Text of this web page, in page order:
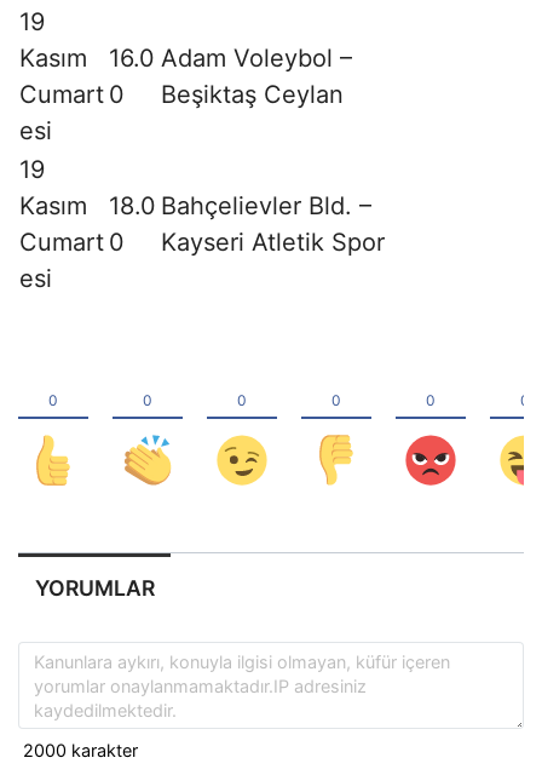
19
Kasım
Cumart
esi
16.0
0
Adam Voleybol –
Beşiktaş Ceylan
19
Kasım
Cumart
esi
18.0
0
Bahçelievler Bld. –
Kayseri Atletik Spor
YORUMLAR